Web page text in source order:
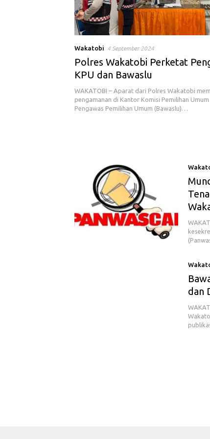
Wakatobi 4 September 2024
Polres Wakatobi Perketat
KPU dan Bawaslu
WAKATOBI – Aparat dari Polres Wakatobi
pengamanan di Kantor Komisi Pemilihan Umum
Pengawas Pemilihan Umum (Bawaslu)…
dan